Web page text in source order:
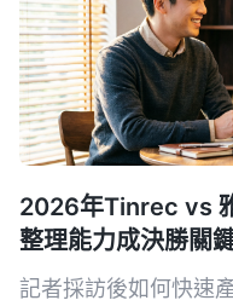
2026年Tinrec vs
整理能力成決勝關
記者採訪後如何快速